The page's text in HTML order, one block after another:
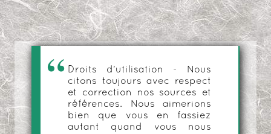
Droits d'utilisation - Nous
citons toujours avec respect
et correction nos sources et
références. Nous aimerions
bien que vous en fassiez
autant quand vous nous